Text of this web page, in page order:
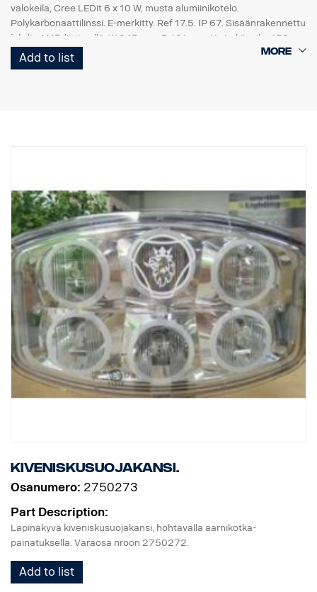
valokeila, Cree LEDit 6 x 10 W, musta alumiinikotelo.
Polykarbonaattilinssi. E-merkitty. Ref 17.5. IP 67. Sisäänrakennettu
johdin AMP-liittimellä. W 245 mm, D 101 mm, H sis. kiinnike 158
mm.
Add to list
Kiveniskusuojakansi.
Osanumero: 2750273
Part Description:
Läpinäkyvä kiveniskusuojakansi, hohtavalla aarnikotka-
painatuksella. Varaosa nroon 2750272.
Add to list